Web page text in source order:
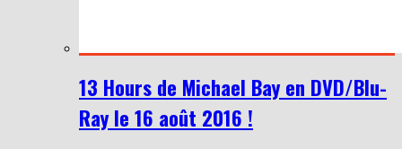
13 Hours de Michael Bay en DVD/Blu-
Ray le 16 août 2016 !